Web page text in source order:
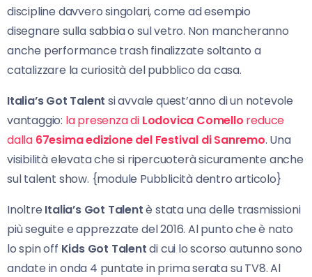
discipline davvero singolari, come ad esempio
disegnare sulla sabbia o sul vetro. Non mancheranno
anche performance trash finalizzate soltanto a
catalizzare la curiosità del pubblico da casa.
Italia’s Got Talent si avvale quest’anno di un notevole
vantaggio: la presenza di Lodovica Comello reduce
dalla 67esima edizione del Festival di Sanremo. Una
visibilità elevata che si ripercuoterà sicuramente anche
sul talent show. {module Pubblicità dentro articolo}
Inoltre Italia’s Got Talentè stata una delle trasmissioni
più seguite e apprezzate del 2016. Al punto che è nato
lo spin off Kids Got Talentdi cui lo scorso autunno sono
andate in onda 4 puntate in prima serata su TV8. Al